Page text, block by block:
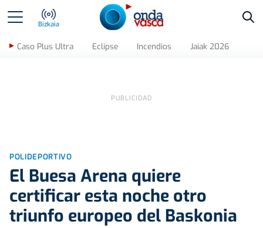
Bizkaia
Caso Plus Ultra Eclipse Incendios Jaiak 2026
POLIDEPORTIVO
El Buesa Arena quiere
certificar esta noche otro
triunfo europeo del Baskonia